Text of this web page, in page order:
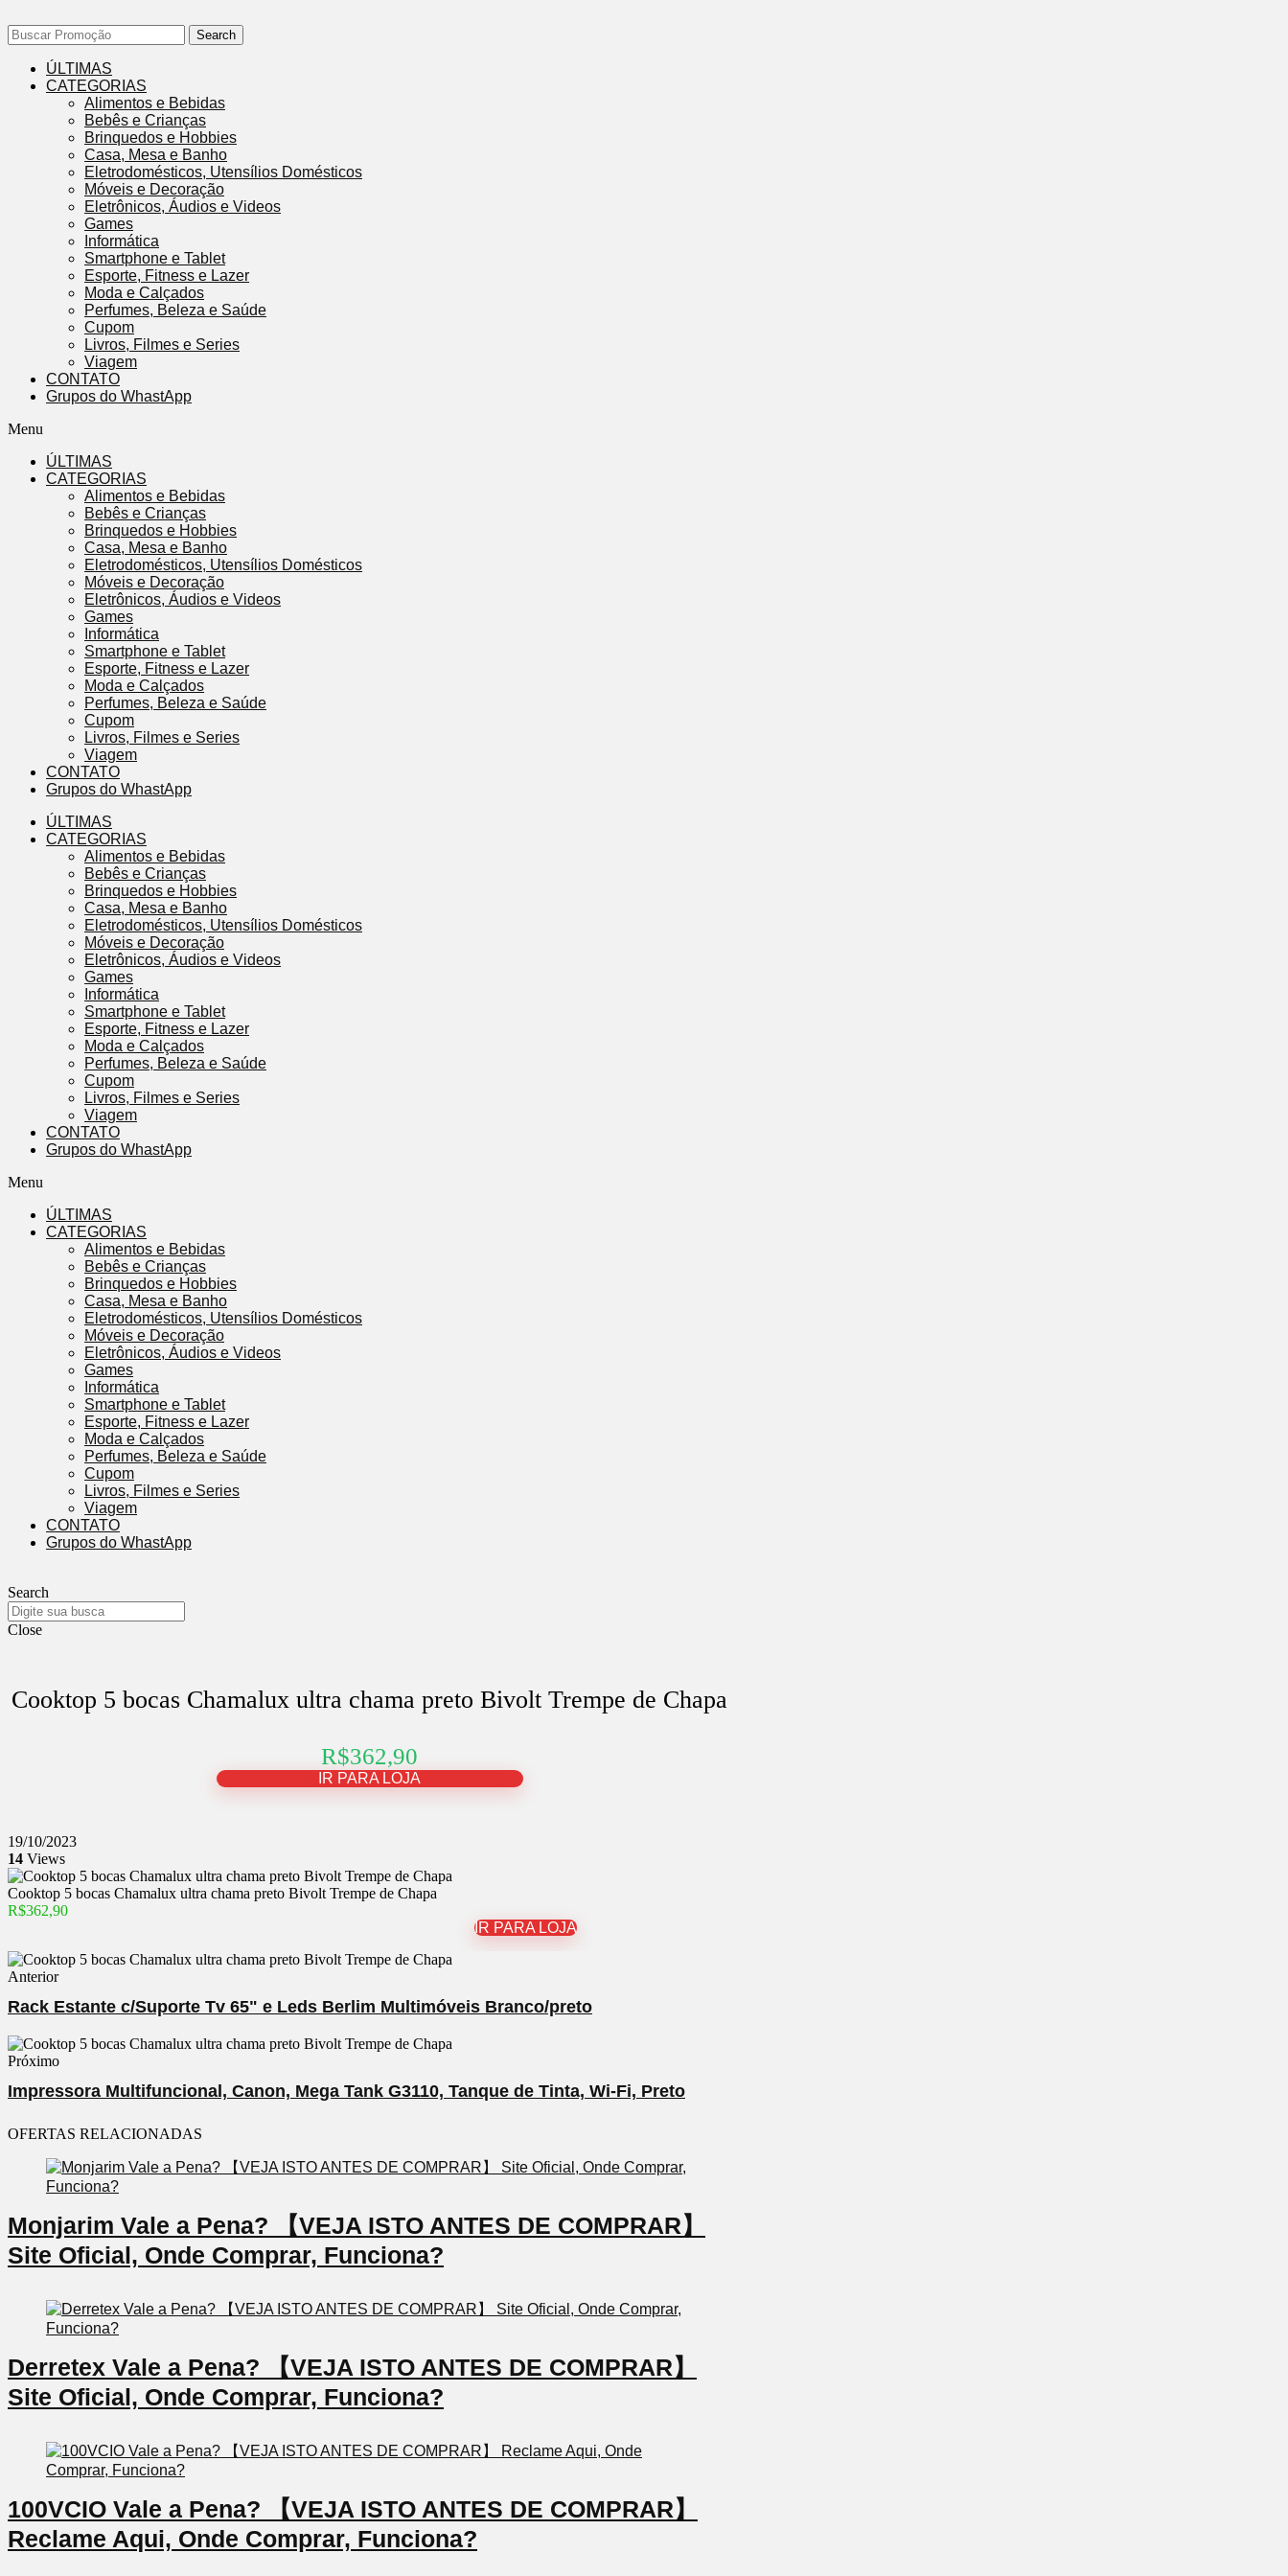
Search
ÚLTIMAS
CATEGORIAS
Alimentos e Bebidas
Bebês e Crianças
Brinquedos e Hobbies
Casa, Mesa e Banho
Eletrodomésticos, Utensílios Domésticos
Móveis e Decoração
Eletrônicos, Áudios e Videos
Games
Informática
Smartphone e Tablet
Esporte, Fitness e Lazer
Moda e Calçados
Perfumes, Beleza e Saúde
Cupom
Livros, Filmes e Series
Viagem
CONTATO
Grupos do WhastApp
Menu
ÚLTIMAS
CATEGORIAS
Alimentos e Bebidas
Bebês e Crianças
Brinquedos e Hobbies
Casa, Mesa e Banho
Eletrodomésticos, Utensílios Domésticos
Móveis e Decoração
Eletrônicos, Áudios e Videos
Games
Informática
Smartphone e Tablet
Esporte, Fitness e Lazer
Moda e Calçados
Perfumes, Beleza e Saúde
Cupom
Livros, Filmes e Series
Viagem
CONTATO
Grupos do WhastApp
ÚLTIMAS
CATEGORIAS
Alimentos e Bebidas
Bebês e Crianças
Brinquedos e Hobbies
Casa, Mesa e Banho
Eletrodomésticos, Utensílios Domésticos
Móveis e Decoração
Eletrônicos, Áudios e Videos
Games
Informática
Smartphone e Tablet
Esporte, Fitness e Lazer
Moda e Calçados
Perfumes, Beleza e Saúde
Cupom
Livros, Filmes e Series
Viagem
CONTATO
Grupos do WhastApp
Menu
ÚLTIMAS
CATEGORIAS
Alimentos e Bebidas
Bebês e Crianças
Brinquedos e Hobbies
Casa, Mesa e Banho
Eletrodomésticos, Utensílios Domésticos
Móveis e Decoração
Eletrônicos, Áudios e Videos
Games
Informática
Smartphone e Tablet
Esporte, Fitness e Lazer
Moda e Calçados
Perfumes, Beleza e Saúde
Cupom
Livros, Filmes e Series
Viagem
CONTATO
Grupos do WhastApp
Search
Close
Cooktop 5 bocas Chamalux ultra chama preto Bivolt Trempe de Chapa
R$362,90
IR PARA LOJA
19/10/2023
14 Views
Cooktop 5 bocas Chamalux ultra chama preto Bivolt Trempe de Chapa
R$362,90
IR PARA LOJA
Anterior
Rack Estante c/Suporte Tv 65" e Leds Berlim Multimóveis Branco/preto
Próximo
Impressora Multifuncional, Canon, Mega Tank G3110, Tanque de Tinta, Wi-Fi, Preto
OFERTAS RELACIONADAS
Monjarim Vale a Pena? 【VEJA ISTO ANTES DE COMPRAR】
Site Oficial, Onde Comprar, Funciona?
Derretex Vale a Pena? 【VEJA ISTO ANTES DE COMPRAR】
Site Oficial, Onde Comprar, Funciona?
100VCIO Vale a Pena? 【VEJA ISTO ANTES DE COMPRAR】
Reclame Aqui, Onde Comprar, Funciona?